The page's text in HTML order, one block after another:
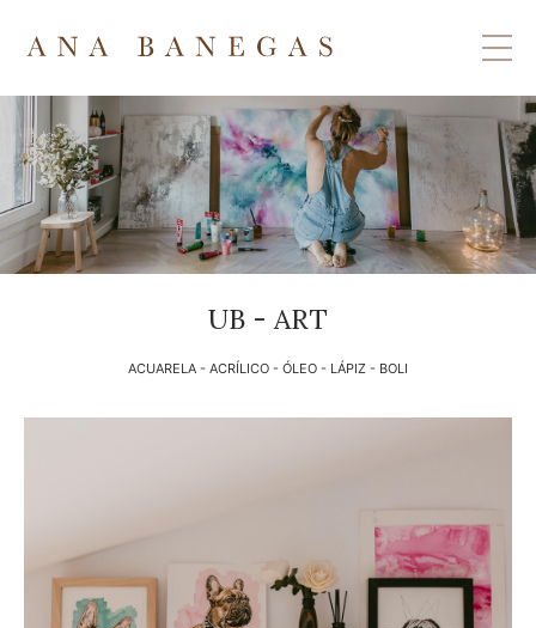
UB - ART
ACUARELA - ACRÍLICO - ÓLEO - LÁPIZ - BOLI